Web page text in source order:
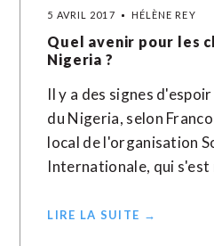
5 AVRIL 2017 HÉLÈNE REY
Quel avenir pour les
Nigeria ?
Il y a des signes
du Nigeria, selon
local de l'organisation
Internationale, qui
LIRE LA SUITE →